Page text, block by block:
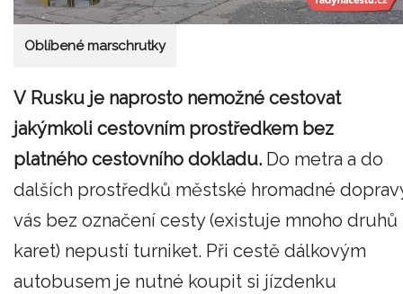
Oblíbené marschrutky
V Rusku je naprosto nemožné cestovat
jakýmkoli cestovním prostředkem bez
platného cestovního dokladu. Do metra a do
dalších prostředků městské hromadné
vás bez označení cesty (existuje mnoho druhů
karet) nepustí turniket. Při cestě dálkovým
autobusem je nutné koupit si jízdenku